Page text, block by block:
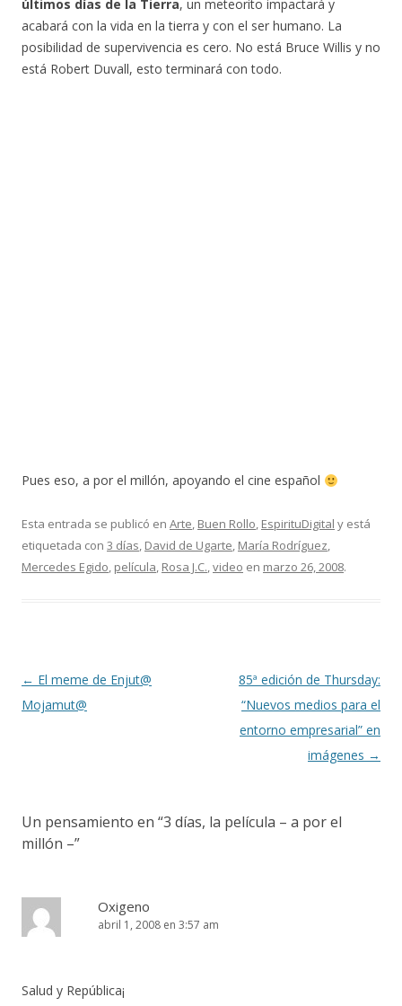
últimos días de la Tierra, un meteorito impactará y
acabará con la vida en la tierra y con el ser humano. La
posibilidad de supervivencia es cero. No está Bruce Willis y no
está Robert Duvall, esto terminará con todo.
Pues eso, a por el millón, apoyando el cine español
Esta entrada se publicó en Arte, Buen Rollo, EspirituDigital y está
etiquetada con 3 días, David de Ugarte, María Rodríguez,
Mercedes Egido, película, Rosa J.C.,video en marzo 26, 2008.
Navegación
de
← El meme de Enjut@
Mojamut@
85ª edición de Thursday:
“Nuevos medios para el
entorno empresarial” en
imágenes →
Un pensamiento en “3 días, la película – a por el
millón –”
Oxigeno
abril 1, 2008 en 3:57 am
Salud y República¡